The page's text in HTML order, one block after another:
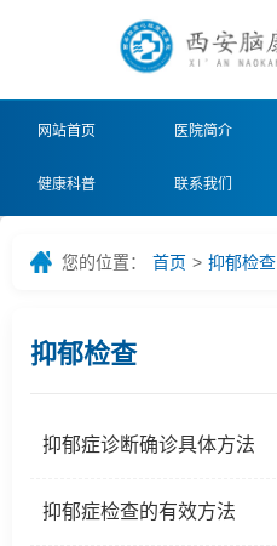
网站首页 医院简介
健康科普 联系我们
您的位置： 首页 > 抑郁检查
抑郁检查
抑郁症诊断确诊具体方法
抑郁症检查的有效方法